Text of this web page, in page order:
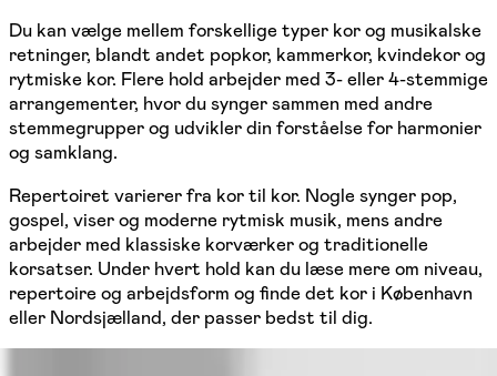
Du kan vælge mellem forskellige typer kor og musikalske
retninger, blandt andet popkor, kammerkor, kvindekor og
rytmiske kor. Flere hold arbejder med 3- eller 4-stemmige
arrangementer, hvor du synger sammen med andre
stemmegrupper og udvikler din forståelse for harmonier
og samklang.
Repertoiret varierer fra kor til kor. Nogle synger pop,
gospel, viser og moderne rytmisk musik, mens andre
arbejder med klassiske korværker og traditionelle
korsatser. Under hvert hold kan du læse mere om niveau,
repertoire og arbejdsform og finde det kor i København
eller Nordsjælland, der passer bedst til dig.